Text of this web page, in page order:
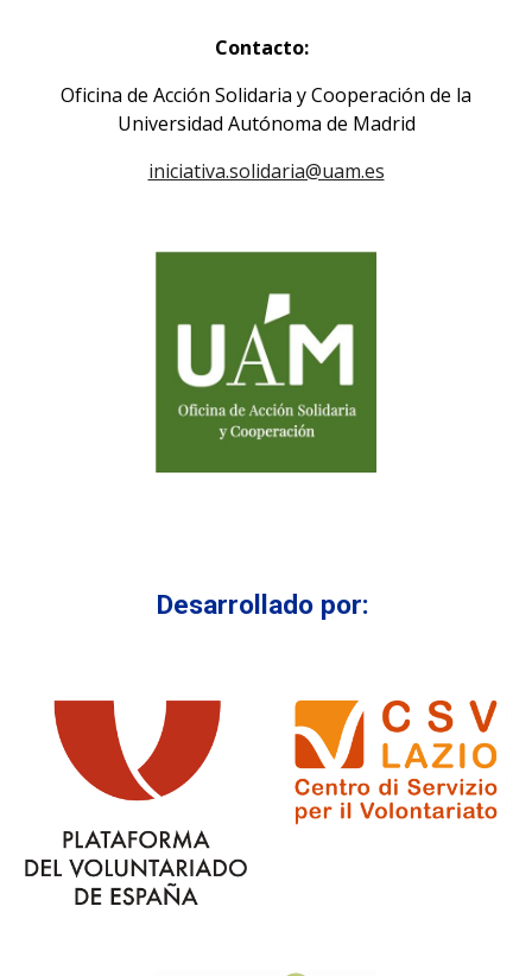
Contacto:
Oficina de Acción Solidaria y Cooperación de la
Universidad Autónoma de Madrid
iniciativa.solidaria@uam.es
Desarrollado por: